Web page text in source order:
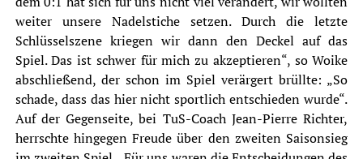
weiter unsere Nadelstiche setzen. Durch die letzte
Schlüsselszene kriegen wir dann den Deckel auf das
Spiel. Das ist schwer für mich zu akzeptieren“, so Woike
abschließend, der schon im Spiel verärgert brüllte: „So
schade, dass das hier nicht sportlich entschieden wurde“.
Auf der Gegenseite, bei TuS-Coach Jean-Pierre Richter,
herrschte hingegen Freude über den zweiten Saisonsieg